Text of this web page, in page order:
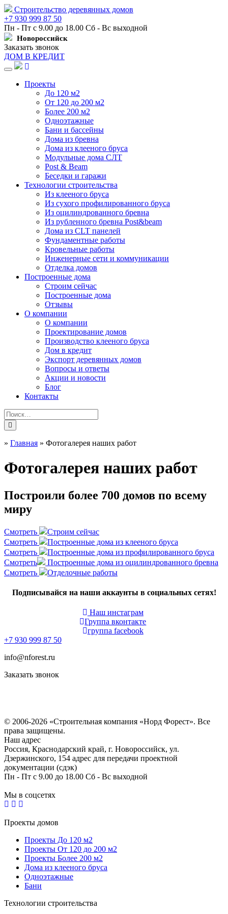
Строительство деревянных домов
+7 930 999 87 50
Пн - Пт с 9.00 до 18.00 Сб - Вс выходной
Новороссийск
Заказать звонок
ДОМ В КРЕДИТ
Навигация
Проекты
До 120 м2
От 120 до 200 м2
Более 200 м2
Одноэтажные
Бани и бассейны
Дома из бревна
Дома из клееного бруса
Модульные дома СЛТ
Post & Beam
Беседки и гаражи
Технологии строительства
Из клееного бруса
Из сухого профилированного бруса
Из оцилиндрованного бревна
Из рубленного бревна Post&beam
Дома из CLT панелей
Фундаментные работы
Кровельные работы
Инженерные сети и коммуникации
Отделка домов
Построенные дома
Строим сейчас
Построенные дома
Отзывы
О компании
О компании
Проектирование домов
Производство клееного бруса
Дом в кредит
Экспорт деревянных домов
Вопросы и ответы
Акции и новости
Блог
Контакты
» Главная » Фотогалерея наших работ
Фотогалерея наших работ
Построили более 700 домов по всему
миру
Смотреть
Строим сейчас
Смотреть
Построенные дома из клееного бруса
Смотреть
Построенные дома из профилированного бруса
Смотреть
Построенные дома из оцилиндрованного бревна
Смотреть
Отделочные работы
Подписывайся на наши аккаунты в социальных сетях!
Наш инстаграм
Группа вконтакте
группа facebook
+7 930 999 87 50
info@nforest.ru
Заказать звонок
© 2006-2026 «Строительная компания «Норд Форест». Все
права защищены.
Наш адрес
Россия, Краснодарский край, г. Новороссийск, ул.
Дзержинского, 154 адрес для передачи проектной
документации (сдэк)
Пн - Пт с 9.00 до 18.00 Сб - Вс выходной
Мы в соцсетях
Проекты домов
Проекты До 120 м2
Проекты От 120 до 200 м2
Проекты Более 200 м2
Дома из клееного бруса
Одноэтажные
Бани
Технологии строительства